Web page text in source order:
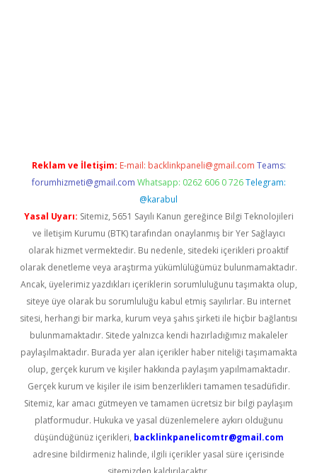
Reklam ve İletişim: E-mail: backlinkpaneli@gmail.com Teams:
forumhizmeti@gmail.com Whatsapp: 0262 606 0 726 Telegram:
@karabul
Yasal Uyarı: Sitemiz, 5651 Sayılı Kanun gereğince Bilgi Teknolojileri
ve İletişim Kurumu (BTK) tarafından onaylanmış bir Yer Sağlayıcı
olarak hizmet vermektedir. Bu nedenle, sitedeki içerikleri proaktif
olarak denetleme veya araştırma yükümlülüğümüz bulunmamaktadır.
Ancak, üyelerimiz yazdıkları içeriklerin sorumluluğunu taşımakta olup,
siteye üye olarak bu sorumluluğu kabul etmiş sayılırlar. Bu internet
sitesi, herhangi bir marka, kurum veya şahıs şirketi ile hiçbir bağlantısı
bulunmamaktadır. Sitede yalnızca kendi hazırladığımız makaleler
paylaşılmaktadır. Burada yer alan içerikler haber niteliği taşımamakta
olup, gerçek kurum ve kişiler hakkında paylaşım yapılmamaktadır.
Gerçek kurum ve kişiler ile isim benzerlikleri tamamen tesadüfidir.
Sitemiz, kar amacı gütmeyen ve tamamen ücretsiz bir bilgi paylaşım
platformudur. Hukuka ve yasal düzenlemelere aykırı olduğunu
düşündüğünüz içerikleri, backlinkpanelicomtr@gmail.com
adresine bildirmeniz halinde, ilgili içerikler yasal süre içerisinde